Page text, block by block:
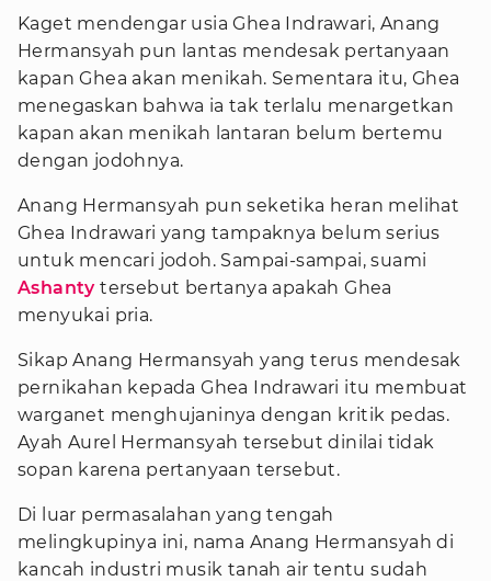
Kaget mendengar usia Ghea Indrawari, Anang
Hermansyah pun lantas mendesak pertanyaan
kapan Ghea akan menikah. Sementara itu, Ghea
menegaskan bahwa ia tak terlalu menargetkan
kapan akan menikah lantaran belum bertemu
dengan jodohnya.
Anang Hermansyah pun seketika heran melihat
Ghea Indrawari yang tampaknya belum serius
untuk mencari jodoh. Sampai-sampai, suami
Ashantytersebut bertanya apakah Ghea
menyukai pria.
Sikap Anang Hermansyah yang terus mendesak
pernikahan kepada Ghea Indrawari itu membuat
warganet menghujaninya dengan kritik pedas.
Ayah Aurel Hermansyah tersebut dinilai tidak
sopan karena pertanyaan tersebut.
Di luar permasalahan yang tengah
melingkupinya ini, nama Anang Hermansyah di
kancah industri musik tanah air tentu sudah